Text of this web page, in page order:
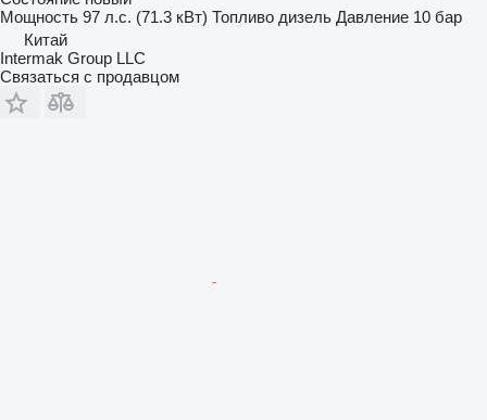
Мощность 97 л.с. (71.3 кВт) Топливо дизель Давление 10 бар
Китай
Intermak Group LLC
Связаться с продавцом